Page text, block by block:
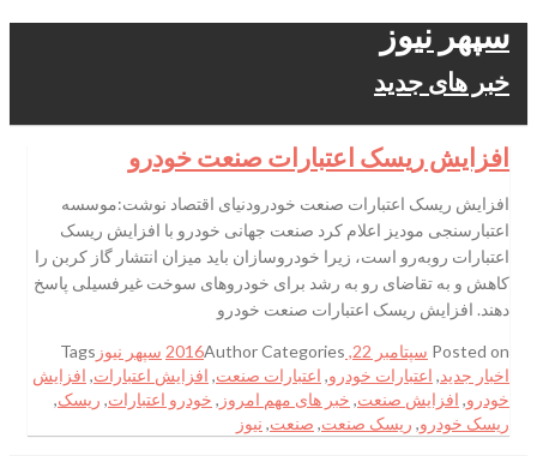
سپهر نیوز
خبر های جدید
افزایش ریسک اعتبارات صنعت خودرو
افزایش ریسک اعتبارات صنعت خودرودنیای اقتصاد نوشت:موسسه
اعتبارسنجی مودیز اعلام کرد صنعت جهانی خودرو با افزایش ریسک
اعتبارات رو‌به‌رو است، زیرا خودروسازان باید میزان انتشار گاز کربن را
کاهش و به تقاضای رو به رشد برای خودروهای سوخت غیرفسیلی پاسخ
دهند. افزایش ریسک اعتبارات صنعت خودرو
Posted on سپتامبر 22, 2016 AuthorCategories سپهر نیوز Tags
اخبار جدید, اعتبارات خودرو, اعتبارات صنعت, افزایش اعتبارات, افزایش
خودرو, افزایش صنعت, خبر های مهم امروز , خودرو اعتبارات, ریسک,
ریسک خودرو, ریسک صنعت, صنعت, نیوز